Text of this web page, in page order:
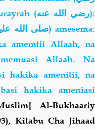
(رضي الله عنه):
صلى الله) amesema:
amemtii Allaah, na
Allaah. Na
hakika amenitii, na
hakika ameniasi
Al-Bukhaariy
Kitabu Cha Jihaad